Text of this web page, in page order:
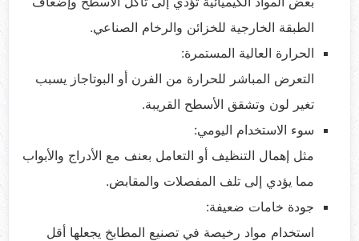
الطبقة الخارجية للخزائن والرخام الصناعي.
الحرارة العالية المستمرة:
التعرض المباشر للحرارة من الفرن أو البوتاجاز يسبب
تغير لون وتشقق الأسطح القريبة.
سوء الاستخدام اليومي:
مثل إهمال التنظيف أو التعامل بعنف مع الأدراج والأبواب
مما يؤدي إلى تلف المفصلات والمقابض.
جودة خامات ضعيفة:
استخدام مواد رخيصة في تصنيع المطابخ يجعلها أقل